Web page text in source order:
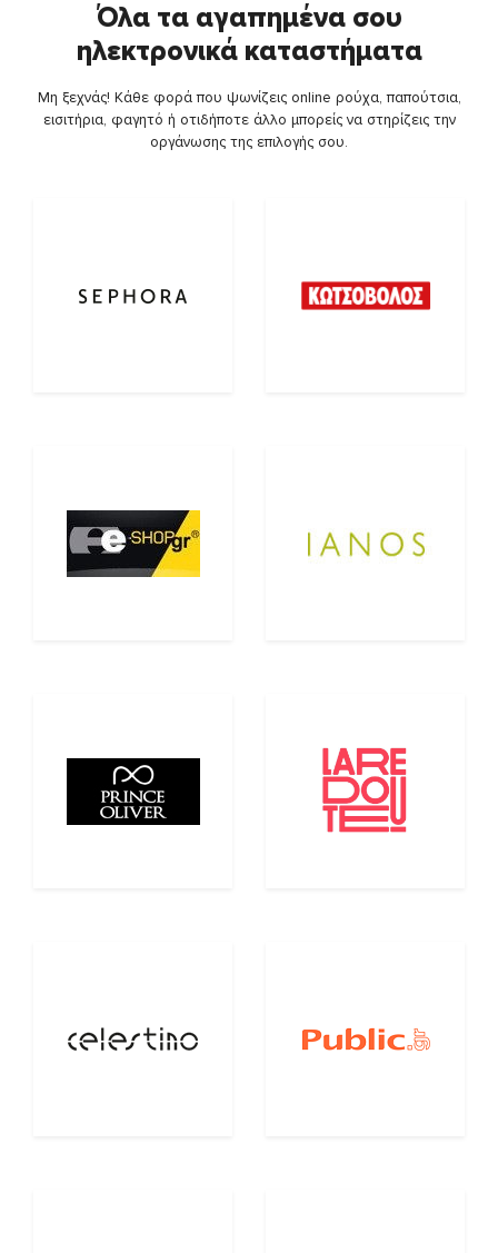
Όλα τα αγαπημένα σου
ηλεκτρονικά καταστήματα
Μη ξεχνάς! Κάθε φορά που ψωνίζεις online ρούχα, παπούτσια,
εισιτήρια, φαγητό ή οτιδήποτε άλλο μπορείς να στηρίζεις την
οργάνωσης της επιλογής σου.